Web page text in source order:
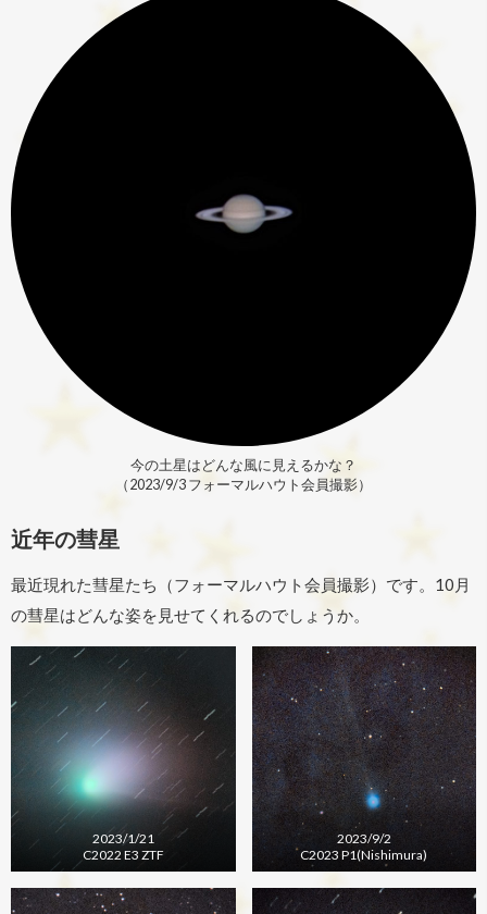
今の土星はどんな風に見えるかな？
（2023/9/3 フォーマルハウト会員撮影）
近年の彗星
最近現れた彗星たち（フォーマルハウト会員撮影）です。10月
の彗星はどんな姿を見せてくれるのでしょうか。
2023/1/21
C2022 E3 ZTF
2023/9/2
C2023 P1(Nishimura)